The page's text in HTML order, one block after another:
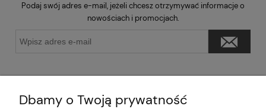
Podaj swój adres e-mail, jeżeli chcesz otrzymywać informacje o
nowościach i promocjach.
Dbamy o Twoją prywatność